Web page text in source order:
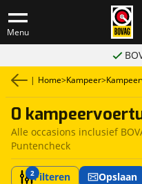
Menu
| Home>Kampeer>
0
Alle occasions inclusief
Puntencheck
2Filteren Opslaan